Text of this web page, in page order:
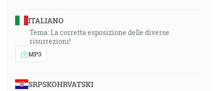
ITALIANO
Tema: La corretta esposizione delle diverse
risurrezioni!
MP3
SRPSKOHRVATSKI